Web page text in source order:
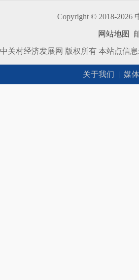
Copyright © 2018-2026
网站地图
中关村经济发展网 版权所有 本站点信
关于我们 | 媒